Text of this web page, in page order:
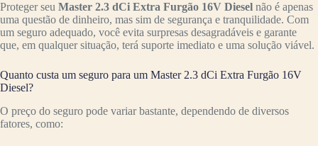
Proteger seu Master 2.3 dCi Extra Furgão 16V Diesel não é apenas
uma questão de dinheiro, mas sim de segurança e tranquilidade. Com
um seguro adequado, você evita surpresas desagradáveis e garante
que, em qualquer situação, terá suporte imediato e uma solução viável.
Quanto custa um seguro para um Master 2.3 dCi Extra Furgão 16V
Diesel?
O preço do seguro pode variar bastante, dependendo de diversos
fatores, como: